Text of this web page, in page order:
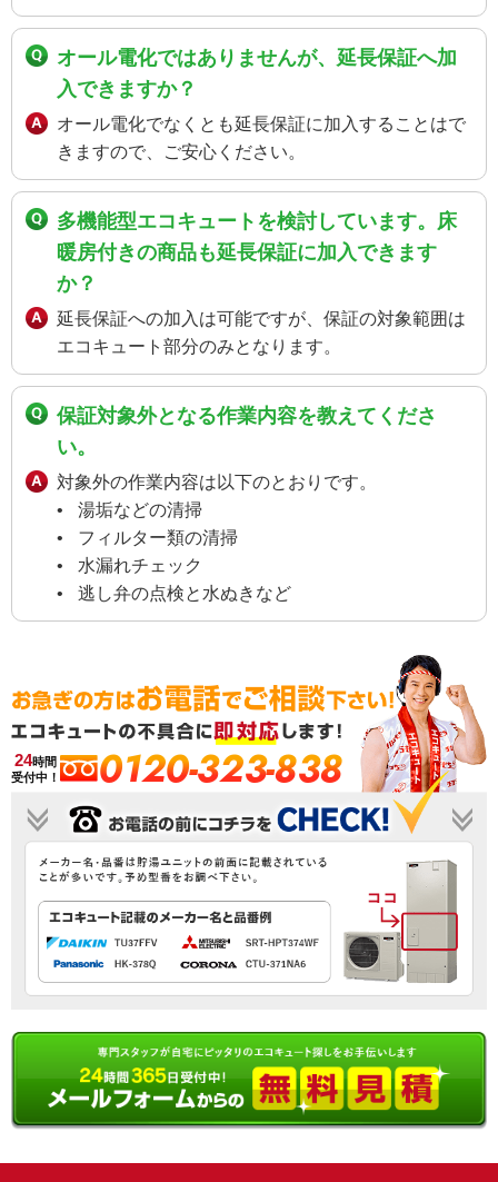
オール電化ではありませんが、延長保証へ加
入できますか？
オール電化でなくとも延長保証に加入することはで
きますので、ご安心ください。
多機能型エコキュートを検討しています。床
暖房付きの商品も延長保証に加入できます
か？
延長保証への加入は可能ですが、保証の対象範囲は
エコキュート部分のみとなります。
保証対象外となる作業内容を教えてくださ
い。
対象外の作業内容は以下のとおりです。
湯垢などの清掃
フィルター類の清掃
水漏れチェック
逃し弁の点検と水ぬきなど
24時間
受付中！
0120-323-838